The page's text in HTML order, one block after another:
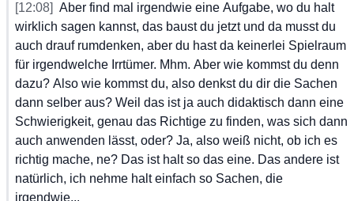
[12:08] Aber find mal irgendwie eine Aufgabe, wo du halt
wirklich sagen kannst, das baust du jetzt und da musst du
auch drauf rumdenken, aber du hast da keinerlei Spielraum
für irgendwelche Irrtümer. Mhm. Aber wie kommst du denn
dazu? Also wie kommst du, also denkst du dir die Sachen
dann selber aus? Weil das ist ja auch didaktisch dann eine
Schwierigkeit, genau das Richtige zu finden, was sich dann
auch anwenden lässt, oder? Ja, also weiß nicht, ob ich es
richtig mache, ne? Das ist halt so das eine. Das andere ist
natürlich, ich nehme halt einfach so Sachen, die
irgendwie...